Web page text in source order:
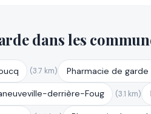
dans les
(3.7 km) Pharmacie de garde
derrière-Foug (3.1 km)